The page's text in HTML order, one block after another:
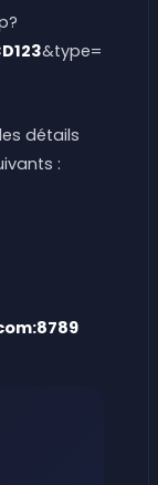
&type=
détails
: